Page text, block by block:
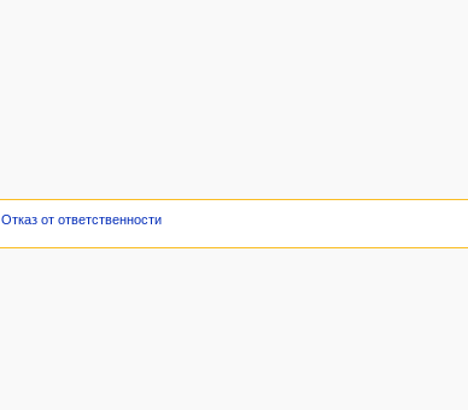
Отказ от ответственности